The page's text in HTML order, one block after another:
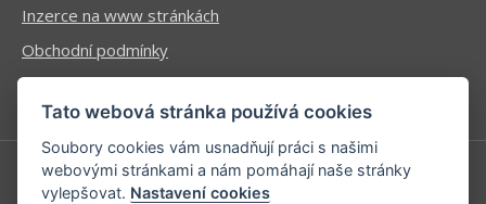
Inzerce na www stránkách
Obchodní podmínky
Ochrana osobních údajů
Příhlášení | Registrace
Tato webová stránka používá cookies
Soubory cookies vám usnadňují práci s našimi
webovými stránkami a nám pomáhají naše stránky
vylepšovat. Nastavení cookies